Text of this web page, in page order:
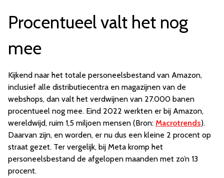
Procentueel valt het nog
mee
Kijkend naar het totale personeelsbestand van Amazon,
inclusief alle distributiecentra en magazijnen van de
webshops, dan valt het verdwijnen van 27.000 banen
procentueel nog mee. Eind 2022 werkten er bij Amazon,
wereldwijd, ruim 1,5 miljoen mensen (Bron: Macrotrends).
Daarvan zijn, en worden, er nu dus een kleine 2 procent op
straat gezet. Ter vergelijk, bij Meta kromp het
personeelsbestand de afgelopen maanden met zo’n 13
procent.